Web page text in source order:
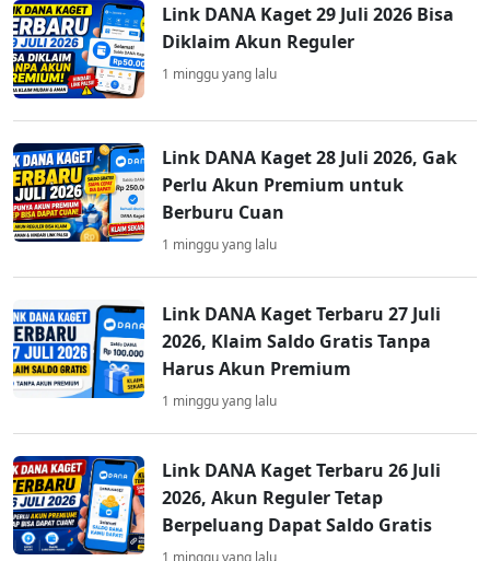
Link DANA Kaget 29 Juli 2026 Bisa
Diklaim Akun Reguler
1 minggu yang lalu
Link DANA Kaget 28 Juli 2026, Gak
Perlu Akun Premium untuk
Berburu Cuan
1 minggu yang lalu
Link DANA Kaget Terbaru 27 Juli
2026, Klaim Saldo Gratis Tanpa
Harus Akun Premium
1 minggu yang lalu
Link DANA Kaget Terbaru 26 Juli
2026, Akun Reguler Tetap
Berpeluang Dapat Saldo Gratis